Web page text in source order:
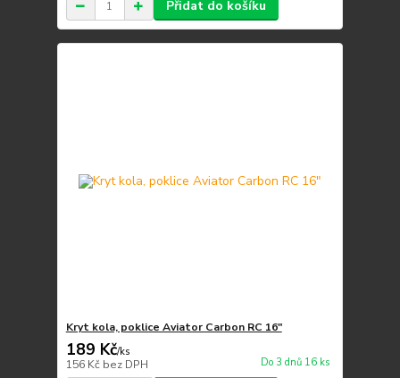
Přidat do košíku
Kryt kola, poklice Aviator Carbon RC 16"
189 Kč/ks
156 Kč bez DPH Do 3 dnů 16 ks